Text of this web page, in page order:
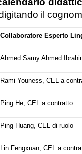
il
Collaboratore Esperto
Ahmed Samy Ahmed
Rami Youness, CEL a
Ping He, CEL a contratto
Ping Huang, CEL di ruolo
Lin Fengxuan, CEL a